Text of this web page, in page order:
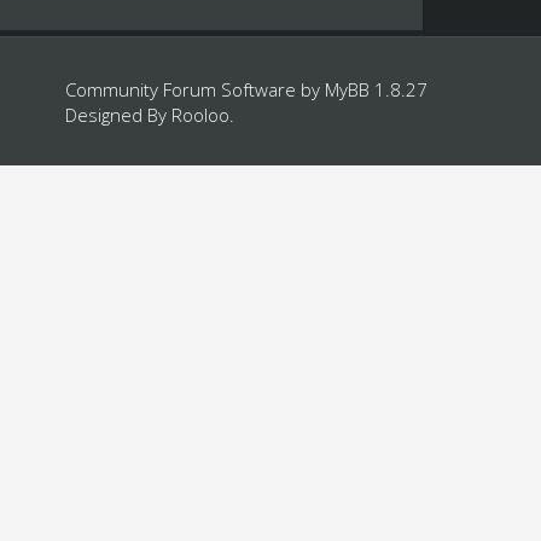
Community Forum Software by MyBB 1.8.27
Designed By Rooloo.